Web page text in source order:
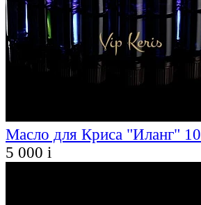
Масло для Криса "Иланг"
5 000 i